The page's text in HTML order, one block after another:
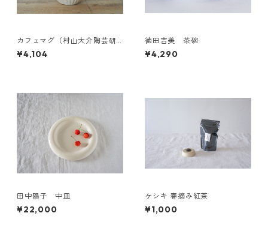
カフェマグ（村山大介陶芸研
究所さんのうつわ）
¥4,104
徳田吉美 茶碗
¥4,290
田中陽子 中皿
¥22,000
ケシキ 春摘み紅茶
¥1,000